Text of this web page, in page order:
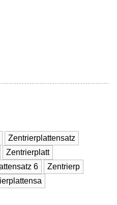
Zentrierplattensatz
Zentrierplatt
6
Zentrierp